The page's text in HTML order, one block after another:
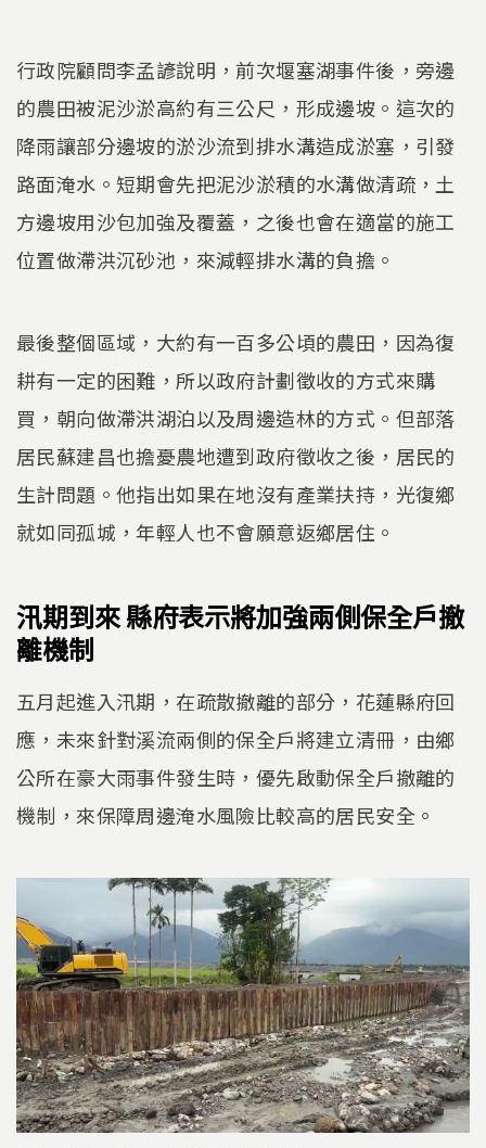
行政院顧問李孟諺說明，前次堰塞湖事件後，旁邊
的農田被泥沙淤高約有三公尺，形成邊坡。這次的
降雨讓部分邊坡的淤沙流到排水溝造成淤塞，引發
路面淹水。短期會先把泥沙淤積的水溝做清疏，土
方邊坡用沙包加強及覆蓋，之後也會在適當的施工
位置做滯洪沉砂池，來減輕排水溝的負擔。
最後整個區域，大約有一百多公頃的農田，因為復
耕有一定的困難，所以政府計劃徵收的方式來購
買，朝向做滯洪湖泊以及周邊造林的方式。但部落
居民蘇建昌也擔憂農地遭到政府徵收之後，居民的
生計問題。他指出如果在地沒有產業扶持，光復鄉
就如同孤城，年輕人也不會願意返鄉居住。
汛期到來 縣府表示將加強兩側保全戶撤
離機制
五月起進入汛期，在疏散撤離的部分，花蓮縣府回
應，未來針對溪流兩側的保全戶將建立清冊，由鄉
公所在豪大雨事件發生時，優先啟動保全戶撤離的
機制，來保障周邊淹水風險比較高的居民安全。